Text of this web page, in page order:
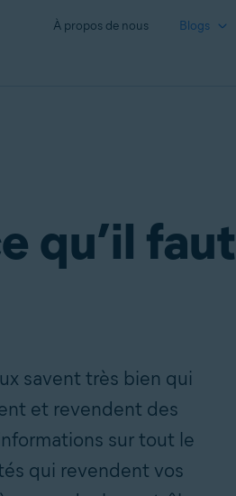
À propos de nous Blogs
qu’il faut
savent très bien qui
et revendent des
sur tout le
qui revendent vos